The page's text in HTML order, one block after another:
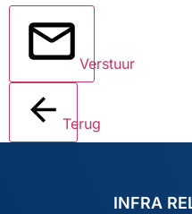
Verstuur
Terug
INFRA